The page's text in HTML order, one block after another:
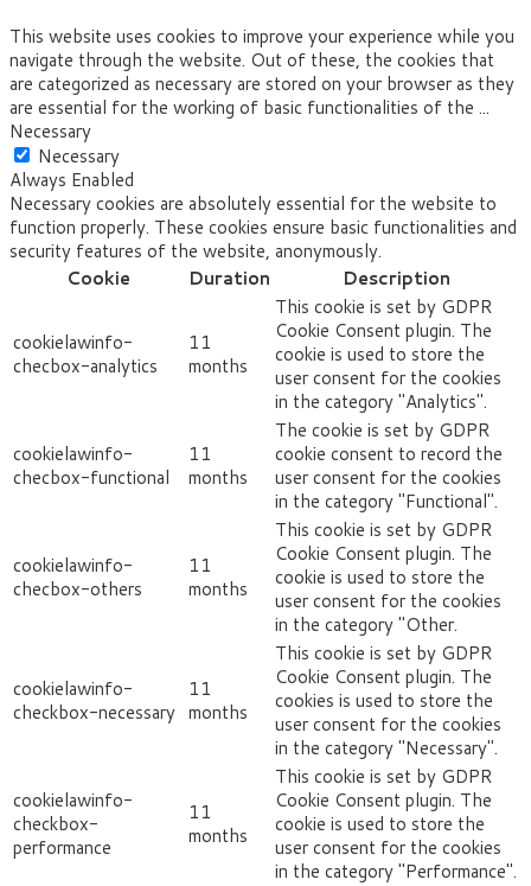
This website uses cookies to improve your experience while you
navigate through the website. Out of these, the cookies that
are categorized as necessary are stored on your browser as they
are essential for the working of basic functionalities of the ...
Necessary
Necessary
Always Enabled
Necessary cookies are absolutely essential for the website to
function properly. These cookies ensure basic functionalities and
security features of the website, anonymously.
Cookie
Duration Description
cookielawinfo-
checbox-analytics
11
months
This cookie is set by GDPR
Cookie Consent plugin. The
cookie is used to store the
user consent for the cookies
in the category "Analytics".
cookielawinfo-
checbox-functional
11
months
The cookie is set by GDPR
cookie consent to record the
user consent for the cookies
in the category "Functional".
cookielawinfo-
checbox-others
11
months
This cookie is set by GDPR
Cookie Consent plugin. The
cookie is used to store the
user consent for the cookies
in the category "Other.
cookielawinfo-
checkbox-necessary
11
months
This cookie is set by GDPR
Cookie Consent plugin. The
cookies is used to store the
user consent for the cookies
in the category "Necessary".
cookielawinfo-
checkbox-
performance
11
months
This cookie is set by GDPR
Cookie Consent plugin. The
cookie is used to store the
user consent for the cookies
in the category "Performance".